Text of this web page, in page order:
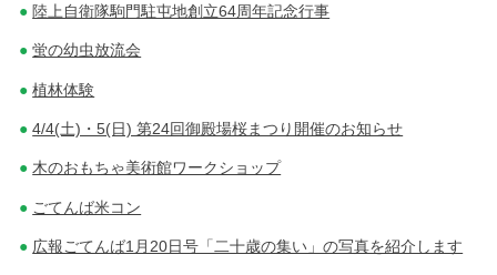
陸上自衛隊駒門駐屯地創立64周年記念行事
蛍の幼虫放流会
植林体験
4/4(土)・5(日) 第24回御殿場桜まつり開催のお知らせ
木のおもちゃ美術館ワークショップ
ごてんば米コン
広報ごてんば1月20日号「二十歳の集い」の写真を紹介します